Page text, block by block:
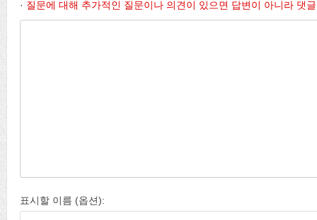
· 질문에 대해 추가적인 질문이나 의견이 있으면 답변이 아니라 댓
표시할 이름 (옵션):